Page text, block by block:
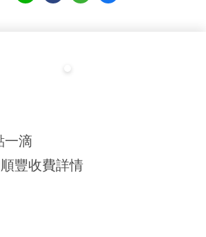
一滴
豐收費詳情